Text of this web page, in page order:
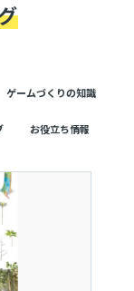
ゲームづくりの知識
お役立ち情報